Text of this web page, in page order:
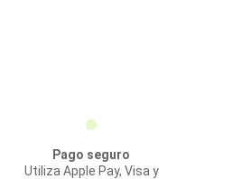
Pago seguro
Utiliza Apple Pay, Visa y